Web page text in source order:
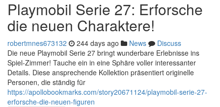
Playmobil Serie 27: Erforsche
die neuen Charaktere!
robertmnes673132 244 days ago News
Discuss
Die neue Playmobil Serie 27 bringt wunderbare Erlebnisse ins
Spiel-Zimmer! Tauche ein in eine Sphäre voller interessanter
Details. Diese ansprechende Kollektion präsentiert originelle
Personen, die ständig für
https://apollobookmarks.com/story20671124/playmobil-serie-27-
erforsche-die-neuen-figuren